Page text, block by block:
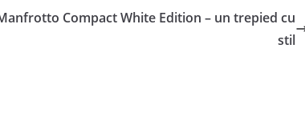
Compact White Edition – un trepied cu
stil